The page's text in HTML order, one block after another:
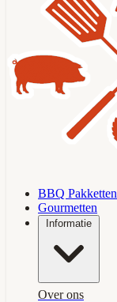
BBQ Pakketten
Gourmetten
Informatie
Over ons